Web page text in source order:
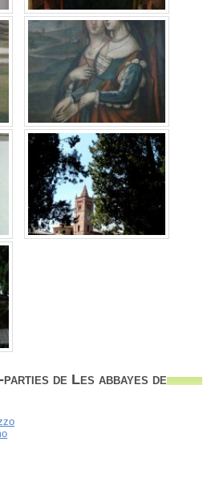
de Les abbayes de